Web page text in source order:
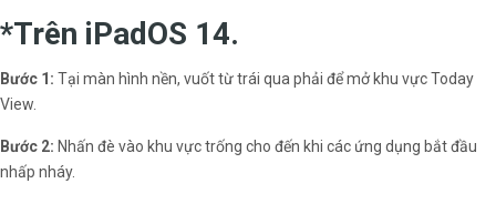
*Trên iPadOS 14.
Bước 1: Tại màn hình nền, vuốt từ trái qua phải để mở khu vực Today
View.
Bước 2: Nhấn đè vào khu vực trống cho đến khi các ứng dụng bắt đầu
nhấp nháy.